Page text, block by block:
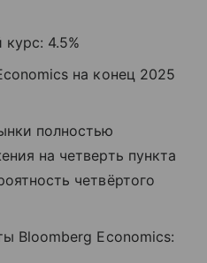
4.5%
на конец 2025
полностью
на четверть пункта
четвёртого
Bloomberg Economics: